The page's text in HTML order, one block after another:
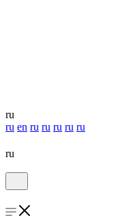
ru
ru en ru ru ru ru ru
ru